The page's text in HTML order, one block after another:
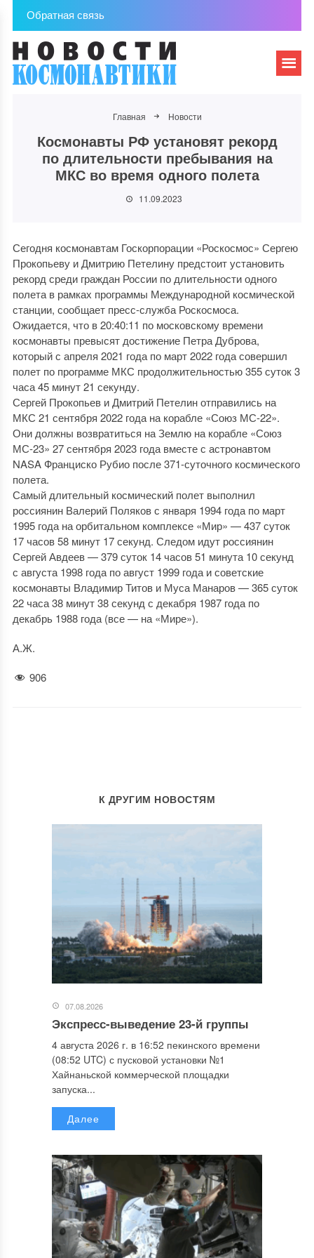
Обратная связь
Главная Новости
Космонавты РФ установят рекорд
по длительности пребывания на
МКС во время одного полета
11.09.2023
Сегодня космонавтам Госкорпорации «Роскосмос» Сергею
Прокопьеву и Дмитрию Петелину предстоит установить
рекорд среди граждан России по длительности одного
полета в рамках программы Международной космической
станции, сообщает пресс-служба Роскосмоса.
Ожидается, что в 20:40:11 по московскому времени
космонавты превысят достижение Петра Дуброва,
который с апреля 2021 года по март 2022 года совершил
полет по программе МКС продолжительностью 355 суток 3
часа 45 минут 21 секунду.
Сергей Прокопьев и Дмитрий Петелин отправились на
МКС 21 сентября 2022 года на корабле «Союз МС-22».
Они должны возвратиться на Землю на корабле «Союз
МС-23» 27 сентября 2023 года вместе с астронавтом
NASA Франциско Рубио после 371-суточного космического
полета.
Самый длительный космический полет выполнил
россиянин Валерий Поляков с января 1994 года по март
1995 года на орбитальном комплексе «Мир» — 437 суток
17 часов 58 минут 17 секунд. Следом идут россиянин
Сергей Авдеев — 379 суток 14 часов 51 минута 10 секунд
с августа 1998 года по август 1999 года и советские
космонавты Владимир Титов и Муса Манаров — 365 суток
22 часа 38 минут 38 секунд с декабря 1987 года по
декабрь 1988 года (все — на «Мире»).
А.Ж.
906
К ДРУГИМ НОВОСТЯМ
07.08.2026
Экспресс-выведение 23-й группы
4 августа 2026 г. в 16:52 пекинского времени
(08:52 UTC) с пусковой установки №1
Хайнаньской коммерческой площадки
запуска...
Далее